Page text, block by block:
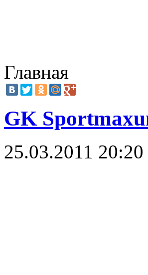
Главная
GK
25.03.2011 20:20